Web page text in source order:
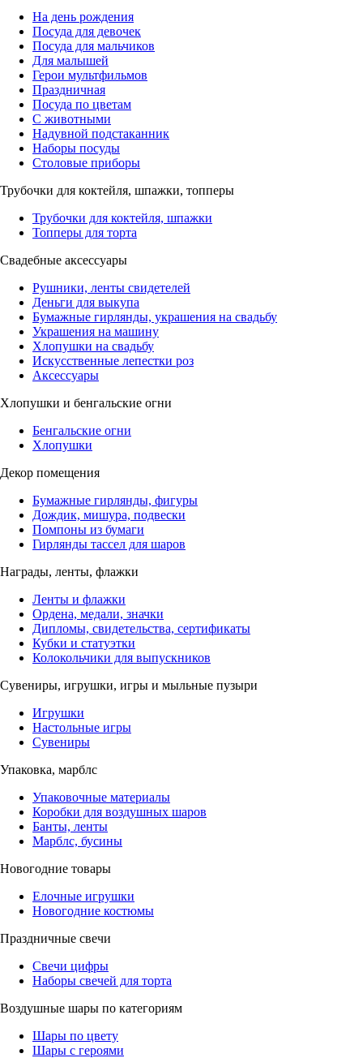
На день рождения
Посуда для девочек
Посуда для мальчиков
Для малышей
Герои мультфильмов
Праздничная
Посуда по цветам
С животными
Надувной подстаканник
Наборы посуды
Столовые приборы
Трубочки для коктейля, шпажки, топперы
Трубочки для коктейля, шпажки
Топперы для торта
Свадебные аксессуары
Рушники, ленты свидетелей
Деньги для выкупа
Бумажные гирлянды, украшения на свадьбу
Украшения на машину
Хлопушки на свадьбу
Искусственные лепестки роз
Аксессуары
Хлопушки и бенгальские огни
Бенгальские огни
Хлопушки
Декор помещения
Бумажные гирлянды, фигуры
Дождик, мишура, подвески
Помпоны из бумаги
Гирлянды тассел для шаров
Награды, ленты, флажки
Ленты и флажки
Ордена, медали, значки
Дипломы, свидетельства, сертификаты
Кубки и статуэтки
Колокольчики для выпускников
Сувениры, игрушки, игры и мыльные пузыри
Игрушки
Настольные игры
Сувениры
Упаковка, марблс
Упаковочные материалы
Коробки для воздушных шаров
Банты, ленты
Марблс, бусины
Новогодние товары
Елочные игрушки
Новогодние костюмы
Праздничные свечи
Свечи цифры
Наборы свечей для торта
Воздушные шары по категориям
Шары по цвету
Шары с героями